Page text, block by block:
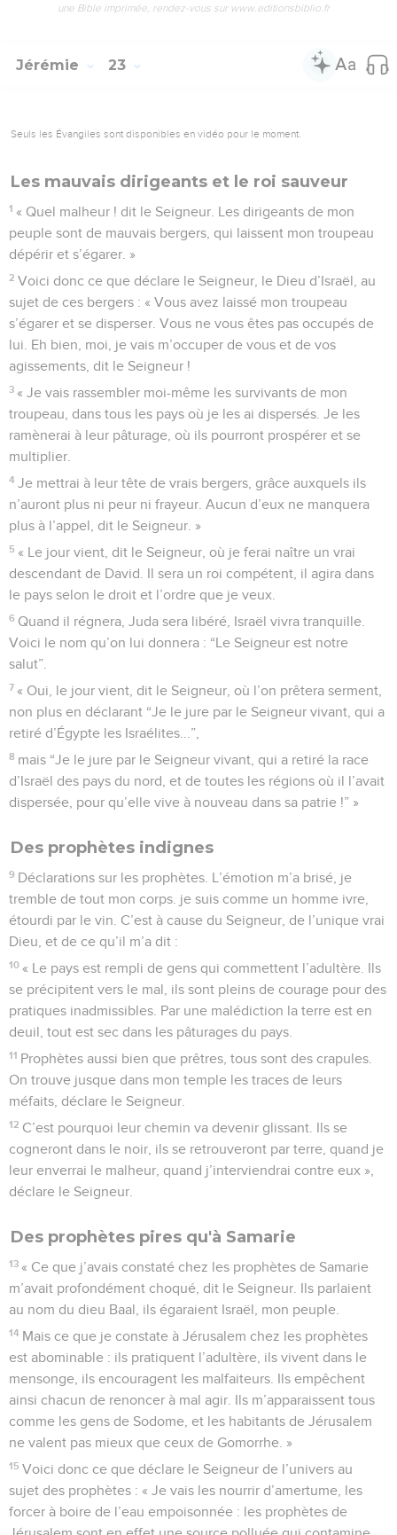
une Bible imprimée, rendez-vous sur www.editionsbiblio.fr
Jérémie 23
Seuls les Évangiles sont disponibles en vidéo pour le moment.
Les mauvais dirigeants et le roi sauveur
1 « Quel malheur ! dit le Seigneur. Les dirigeants de mon
peuple sont de mauvais bergers, qui laissent mon troupeau
dépérir et s’égarer. »
2 Voici donc ce que déclare le Seigneur, le Dieu d’Israël, au
sujet de ces bergers : « Vous avez laissé mon troupeau
s’égarer et se disperser. Vous ne vous êtes pas occupés de
lui. Eh bien, moi, je vais m’occuper de vous et de vos
agissements, dit le Seigneur !
3 « Je vais rassembler moi-même les survivants de mon
troupeau, dans tous les pays où je les ai dispersés. Je les
ramènerai à leur pâturage, où ils pourront prospérer et se
multiplier.
4 Je mettrai à leur tête de vrais bergers, grâce auxquels ils
n’auront plus ni peur ni frayeur. Aucun d’eux ne manquera
plus à l’appel, dit le Seigneur. »
5 « Le jour vient, dit le Seigneur, où je ferai naître un vrai
descendant de David. Il sera un roi compétent, il agira dans
le pays selon le droit et l’ordre que je veux.
6 Quand il régnera, Juda sera libéré, Israël vivra tranquille.
Voici le nom qu’on lui donnera : “Le Seigneur est notre
salut”.
7 « Oui, le jour vient, dit le Seigneur, où l’on prêtera serment,
non plus en déclarant “Je le jure par le Seigneur vivant, qui a
retiré d’Égypte les Israélites...”,
8 mais “Je le jure par le Seigneur vivant, qui a retiré la race
d’Israël des pays du nord, et de toutes les régions où il l’avait
dispersée, pour qu’elle vive à nouveau dans sa patrie !” »
Des prophètes indignes
9 Déclarations sur les prophètes. L’émotion m’a brisé, je
tremble de tout mon corps. je suis comme un homme ivre,
étourdi par le vin. C’est à cause du Seigneur, de l’unique vrai
Dieu, et de ce qu’il m’a dit :
10 « Le pays est rempli de gens qui commettent l’adultère. Ils
se précipitent vers le mal, ils sont pleins de courage pour des
pratiques inadmissibles. Par une malédiction la terre est en
deuil, tout est sec dans les pâturages du pays.
11 Prophètes aussi bien que prêtres, tous sont des crapules.
On trouve jusque dans mon temple les traces de leurs
méfaits, déclare le Seigneur.
12 C’est pourquoi leur chemin va devenir glissant. Ils se
cogneront dans le noir, ils se retrouveront par terre, quand je
leur enverrai le malheur, quand j’interviendrai contre eux »,
déclare le Seigneur.
Des prophètes pires qu'à Samarie
13 « Ce que j’avais constaté chez les prophètes de Samarie
m’avait profondément choqué, dit le Seigneur. Ils parlaient
au nom du dieu Baal, ils égaraient Israël, mon peuple.
14 Mais ce que je constate à Jérusalem chez les prophètes
est abominable : ils pratiquent l’adultère, ils vivent dans le
mensonge, ils encouragent les malfaiteurs. Ils empêchent
ainsi chacun de renoncer à mal agir. Ils m’apparaissent tous
comme les gens de Sodome, et les habitants de Jérusalem
ne valent pas mieux que ceux de Gomorrhe. »
15 Voici donc ce que déclare le Seigneur de l’univers au
sujet des prophètes : « Je vais les nourrir d’amertume, les
forcer à boire de l’eau empoisonnée : les prophètes de